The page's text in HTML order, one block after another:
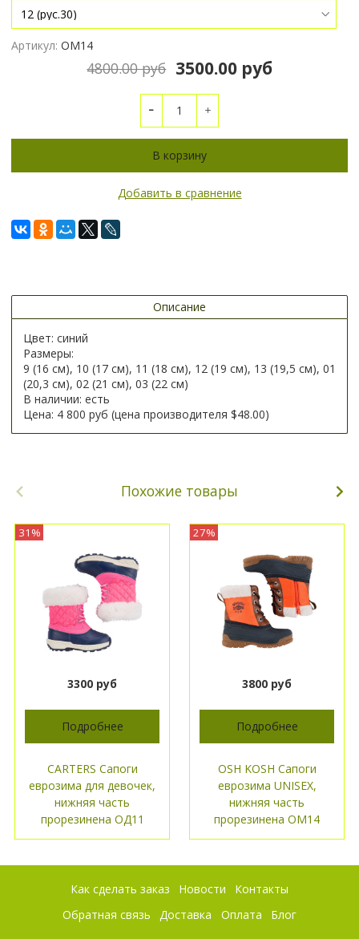
Артикул: ОМ14
4800.00 руб 3500.00 руб
В корзину
Добавить в сравнение
Описание
Цвет: синий
Размеры:
9 (16 см), 10 (17 см), 11 (18 см), 12 (19 см), 13 (19,5 см), 01
(20,3 см), 02 (21 см), 03 (22 см)
В наличии: есть
Цена: 4 800 руб (цена производителя $48.00)
Похожие товары
31%
3300 руб
Подробнее
CARTERS Сапоги
еврозима для девочек,
нижняя часть
прорезинена ОД11
27%
3800 руб
Подробнее
OSH KOSH Сапоги
еврозима UNISEX,
нижняя часть
прорезинена ОМ14
Как сделать заказ Новости
Контакты
Обратная связь
Доставка Оплата Блог